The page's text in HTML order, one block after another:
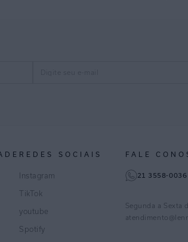
REDES SOCIAIS
Instagram
TikTok
youtube
Spotify
FALE
21 3558-0036
Segunda a Sexta